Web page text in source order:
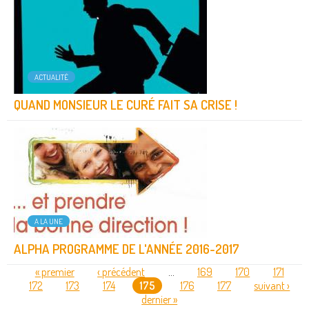
ACTUALITÉ
QUAND MONSIEUR LE CURÉ FAIT SA CRISE !
A LA UNE
ALPHA PROGRAMME DE L'ANNÉE 2016-2017
PAGES
« premier ‹ précédent … 169 170
171
172
173 174 175 176 177
suivant ›
dernier »